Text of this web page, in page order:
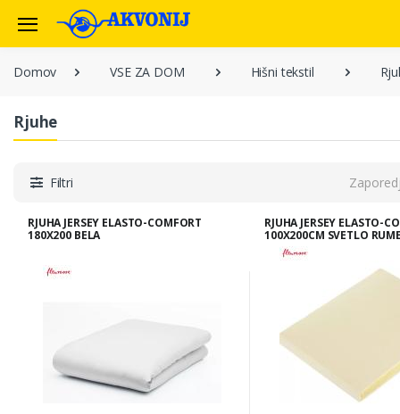
Domov VSE ZA DOM Hišni tekstil
Rjuhe
Filtri
RJUHA JERSEY ELASTO-COMFORT
180X200 BELA
RJUHA JERSEY ELASTO-
100X200CM SVETLO